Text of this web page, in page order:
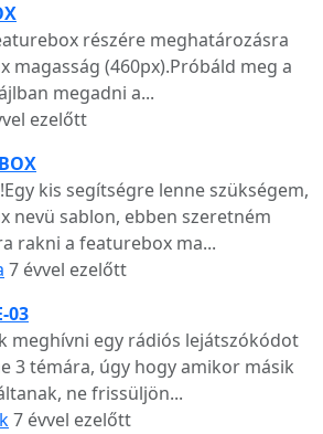
részére meghatározásra
magasság (460px).Próbáld meg a
megadni a...
ezelőtt
kis segítségre lenne szükségem,
nevü sablon, ebben szeretném
rakni a featurebox ma...
7 évvel ezelőtt
03
meghívni egy rádiós lejátszókódot
3 témára, úgy hogy amikor másik
ne frissüljön...
7 évvel ezelőtt